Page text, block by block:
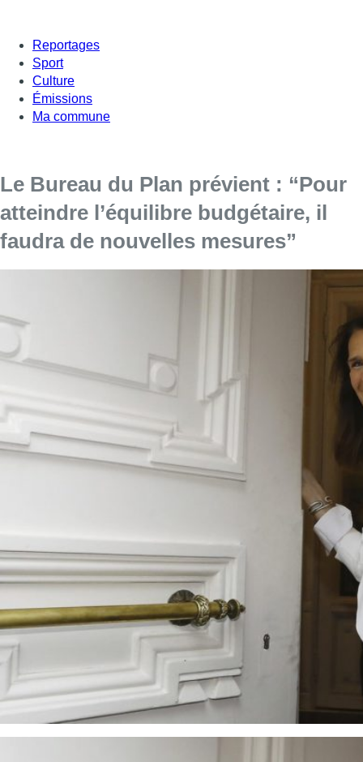
Reportages
Sport
Culture
Émissions
Ma commune
Le Bureau du Plan prévient : “Pour
atteindre l’équilibre budgétaire, il
faudra de nouvelles mesures”